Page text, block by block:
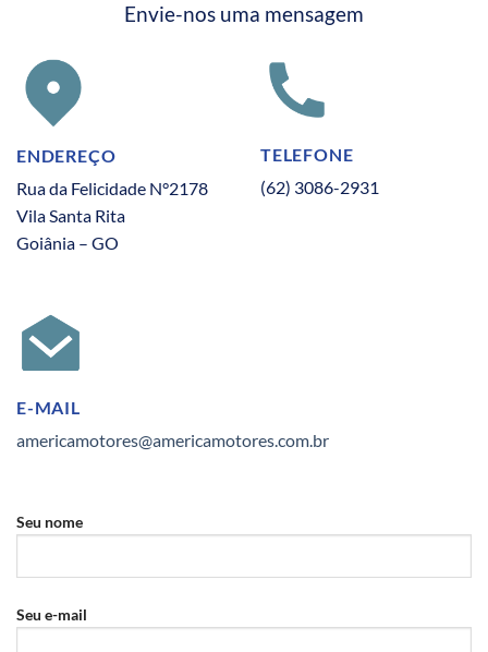
Envie-nos uma mensagem
ENDEREÇO
Rua da Felicidade N°2178
Vila Santa Rita
Goiânia – GO
TELEFONE
(62) 3086-2931
E-MAIL
americamotores@americamotores.com.br
Seu nome
Seu e-mail